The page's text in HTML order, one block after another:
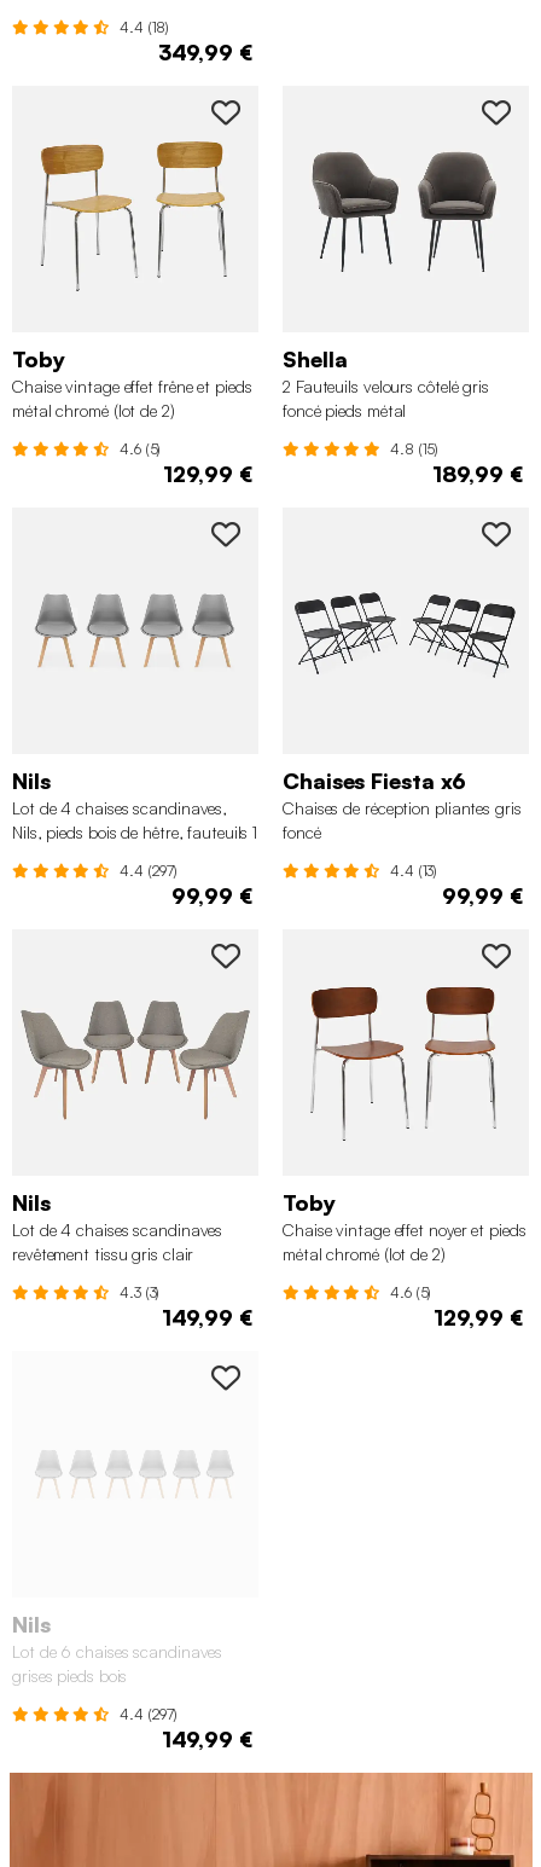
4.4 (18)
349,99 €
Toby
Chaise vintage effet frêne et pieds
métal chromé (lot de 2)
4.6 (5)
129,99 €
Shella
2 Fauteuils velours côtelé gris
foncé pieds métal
4.8 (15)
189,99 €
Nils
Lot de 4 chaises scandinaves,
Nils, pieds bois de hêtre, fauteuils 1
4.4 (297)
99,99 €
Chaises Fiesta x6
Chaises de réception pliantes gris
foncé
4.4 (13)
99,99 €
Nils
Lot de 4 chaises scandinaves
revêtement tissu gris clair
4.3 (3)
149,99 €
Toby
Chaise vintage effet noyer et pieds
métal chromé (lot de 2)
4.6 (5)
129,99 €
Nils
Lot de 6 chaises scandinaves
grises pieds bois
4.4 (297)
149,99 €